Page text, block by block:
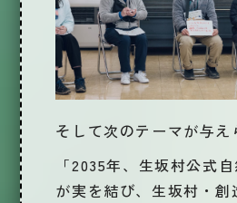
そして次のテーマが与え
「2035年、生坂村公式
が実を結び、生坂村・